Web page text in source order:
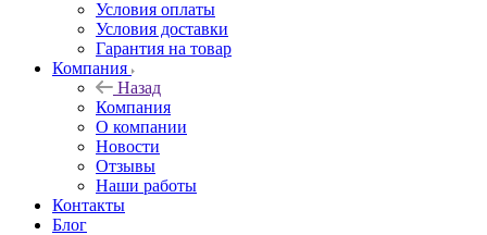
Условия оплаты
Условия доставки
Гарантия на товар
Компания
Назад
Компания
О компании
Новости
Отзывы
Наши работы
Контакты
Блог